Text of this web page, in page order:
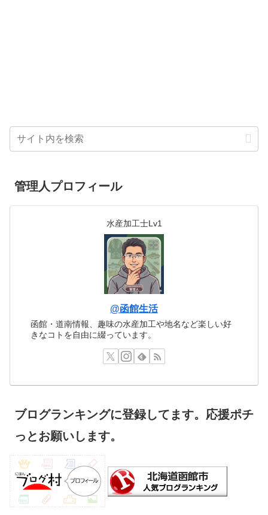
管理人プロフィール
水産加工士Lv1
@函館生活
函館・道南情報、趣味の水産加工や地名など楽しい好
きなコトを自由に綴っています。
ブログランキングに登録してます。応援ポチ
っとお願いします。